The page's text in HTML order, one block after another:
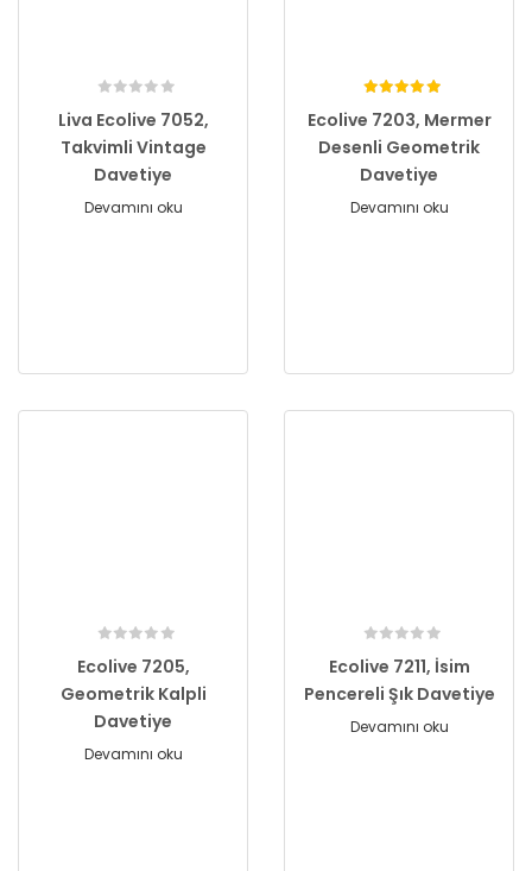
Liva Ecolive 7052,
Takvimli Vintage
Davetiye
Devamını oku
Ecolive 7203, Mermer
Desenli Geometrik
Davetiye
Devamını oku
Ecolive 7205,
Geometrik Kalpli
Davetiye
Devamını oku
Ecolive 7211, İsim
Pencereli Şık Davetiye
Devamını oku